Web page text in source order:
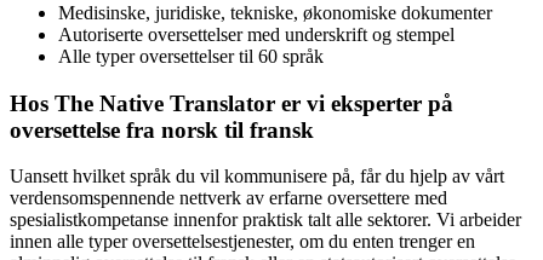
Medisinske, juridiske, tekniske, økonomiske dokumenter
Autoriserte oversettelser med underskrift og stempel
Alle typer oversettelser til 60 språk
Hos The Native Translator er vi eksperter på
oversettelse fra norsk til fransk
Uansett hvilket språk du vil kommunisere på, får du hjelp av vårt
verdensomspennende nettverk av erfarne oversettere med
spesialistkompetanse innenfor praktisk talt alle sektorer. Vi arbeider
innen alle typer oversettelsestjenester, om du enten trenger en